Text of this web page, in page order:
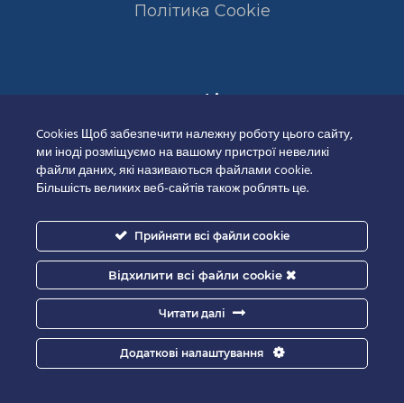
Полiтика Cookie
Сертифікати
Good-IT.com.ua for Biolights - All rights reserved.
Cookies Щоб забезпечити належну роботу цього сайту,
ми іноді розміщуємо на вашому пристрої невеликі
файли даних, які називаються файлами cookie.
Більшість великих веб-сайтів також роблять це.
Прийняти всі файли cookie
Відхилити всі файли cookie
Читати далі
Додаткові налаштування